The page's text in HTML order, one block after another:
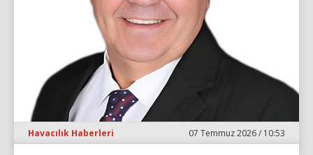
Havacılık Haberleri 07 Temmuz 2026 / 10:53